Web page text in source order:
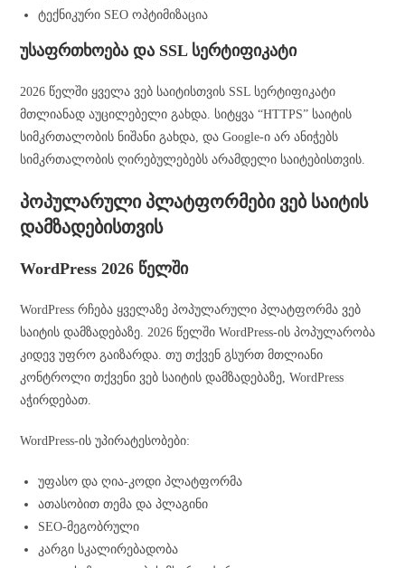
ტექნიკური SEO ოპტიმიზაცია
უსაფრთხოება და SSL სერტიფიკატი
2026 წელში ყველა ვებ საიტისთვის SSL სერტიფიკატი
მთლიანად აუცილებელი გახდა. სიტყვა “HTTPS” საიტის
სიმკრთალობის ნიშანი გახდა, და Google-ი არ ანიჭებს
სიმკრთალობის ღირებულებებს არამდელი საიტებისთვის.
პოპულარული პლატფორმები ვებ საიტის
დამზადებისთვის
WordPress 2026 წელში
WordPress რჩება ყველაზე პოპულარული პლატფორმა ვებ
საიტის დამზადებაზე. 2026 წელში WordPress-ის პოპულარობა
კიდევ უფრო გაიზარდა. თუ თქვენ გსურთ მთლიანი
კონტროლი თქვენი ვებ საიტის დამზადებაზე, WordPress
აჭირდებათ.
WordPress-ის უპირატესობები:
უფასო და ღია-კოდი პლატფორმა
ათასობით თემა და პლაგინი
SEO-მეგობრული
კარგი სკალირებადობა